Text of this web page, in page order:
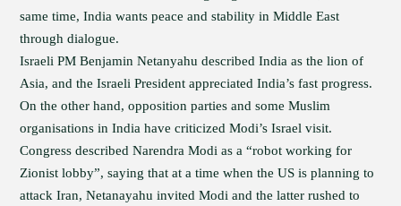
same time, India wants peace and stability in Middle East
through dialogue.
Israeli PM Benjamin Netanyahu described India as the lion of
Asia, and the Israeli President appreciated India’s fast progress.
On the other hand, opposition parties and some Muslim
organisations in India have criticized Modi’s Israel visit.
Congress described Narendra Modi as a “robot working for
Zionist lobby”, saying that at a time when the US is planning to
attack Iran, Netanayahu invited Modi and the latter rushed to